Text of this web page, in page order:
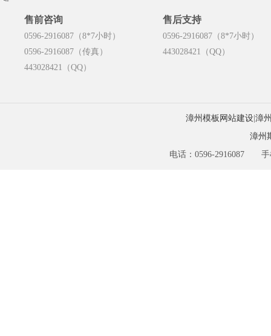
售前咨询
0596-2916087（8*7小时）
0596-2916087（传真）
443028421（QQ）
售后支持
0596-2916087（8*7小时）
443028421（QQ）
漳州模板网站建设| 漳
漳州
电话：0596-2916087 手